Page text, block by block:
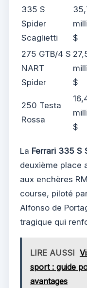
335 S
Spider
Scaglietti
$
275 GTB/4 S
NART
Spider
$
250 Testa
Rossa
$
La Ferrari 335 S
deuxième place
aux enchères
course, piloté
Alfonso de
tragique qui
LIRE AUSSI
sport : guide
avantages